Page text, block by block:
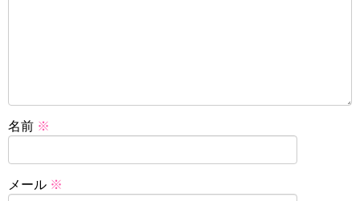
名前 ※
メール ※